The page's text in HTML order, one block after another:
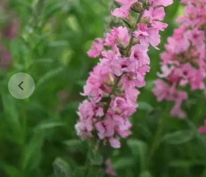
Vřesovištní rostliny
Vánoční stromky v květináčích a
řezané